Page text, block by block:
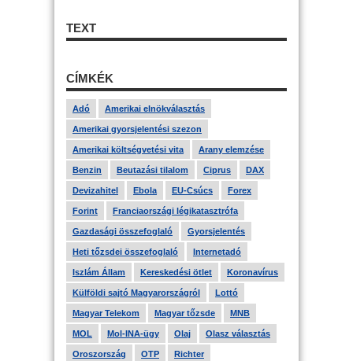
TEXT
CÍMKÉK
Adó Amerikai elnökválasztás
Amerikai gyorsjelentési szezon
Amerikai költségvetési vita Arany elemzése
Benzin Beutazási tilalom Ciprus DAX
Devizahitel Ebola EU-Csúcs Forex
Forint Franciaországi légikatasztrófa
Gazdasági összefoglaló Gyorsjelentés
Heti tőzsdei összefoglaló Internetadó
Iszlám Állam Kereskedési ötlet Koronavírus
Külföldi sajtó Magyarországról Lottó
Magyar Telekom Magyar tőzsde MNB
MOL Mol-INA-ügy Olaj Olasz választás
Oroszország OTP Richter